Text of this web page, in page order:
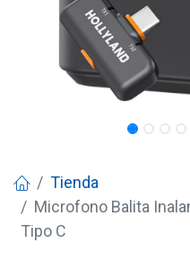
Tienda
Microfono Balita
Tipo C